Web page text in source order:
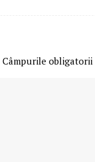
Câmpurile obligatorii